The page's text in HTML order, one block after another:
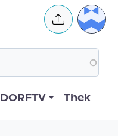
User
DORFTV Thek